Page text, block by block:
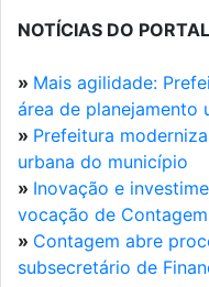
NOTÍCIAS DO
» Mais agilidade:
área de planejamento
» Prefeitura
urbana do município
» Inovação e
vocação de
» Contagem abre
subsecretário de